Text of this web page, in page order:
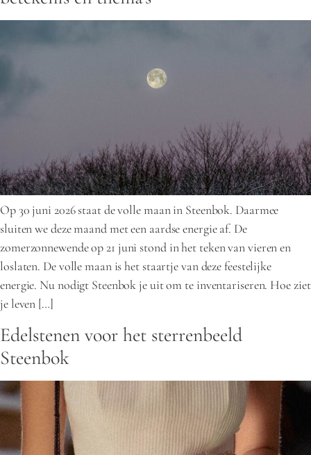
Op 30 juni 2026 staat de volle maan in Steenbok. Daarmee
sluiten we deze maand met een aardse energie af. De
zomerzonnewende op 21 juni stond in het teken van vieren en
loslaten. De volle maan is het staartje van deze feestelijke
energie. Nu nodigt Steenbok je uit om te inventariseren. Hoe ziet
je leven […]
Edelstenen voor het sterrenbeeld
Steenbok